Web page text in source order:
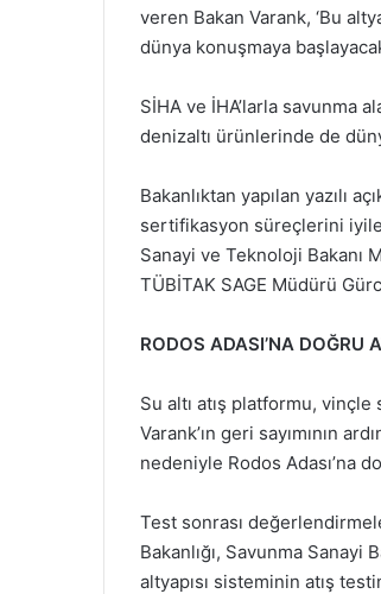
veren Bakan Varank, ‘Bu
dünya konuşmaya
SİHA ve İHA’larla savunma
denizaltı ürünlerinde de
Bakanlıktan yapılan yazılı
sertifikasyon süreçlerini
Sanayi ve Teknoloji Bakanı
TÜBİTAK SAGE Müdürü
RODOS ADASI’NA DOĞRU
Su altı atış platformu,
Varank’ın geri sayımının
nedeniyle Rodos Adası’na
Test sonrası
Bakanlığı, Savunma
altyapısı sisteminin atış